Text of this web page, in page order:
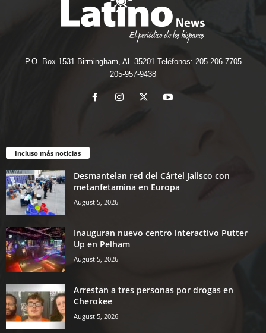
P.O. Box 1531 Birmingham, AL 35201 Teléfonos: 205-206-7705
205-957-9438
Incluso más noticias
Desmantelan red del Cártel Jalisco con
metanfetamina en Europa
August 5, 2026
Inauguran nuevo centro interactivo Putter
Up en Pelham
August 5, 2026
Arrestan a tres personas por drogas en
Cherokee
August 5, 2026